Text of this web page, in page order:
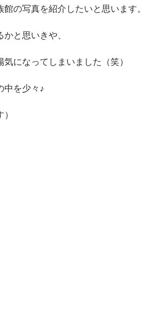
の写真を紹介したいと思います。
と思いきや、
になってしまいました（笑）
中を少々♪